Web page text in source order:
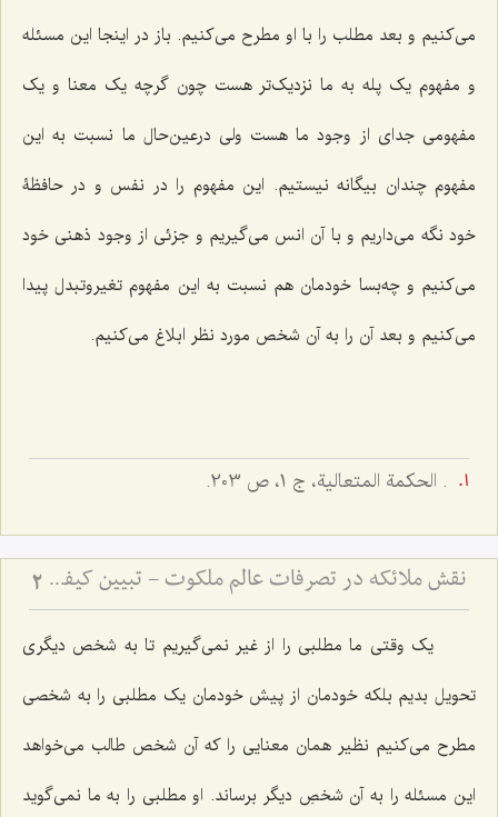
می‌کنیم و بعد مطلب را با او مطرح می‌کنیم. باز در اینجا این مسئله
و مفهوم یک پله به ما نزدیک‌تر هست چون گرچه یک معنا و یک
مفهومی جدای از وجود ما هست ولی درعین‌حال ما نسبت به این
مفهوم چندان بیگانه نیستیم. این مفهوم را در نفس و در حافظۀ
خود نگه می‌داریم و با آن انس می‌گیریم و جزئی از وجود ذهنی خود
می‌کنیم و چه‌بسا خودمان هم نسبت به این مفهوم تغیروتبدل پیدا
می‌کنیم و بعد آن را به آن شخص مورد نظر ابلاغ می‌کنیم.
. الحکمة المتعالیة، ج 1، ص 203.
نقش ملائکه در تصرفات عالم ملکوت - تبیین کیفیت تأثیرگذاری فرشتگان بر حوادث عالم ماده 2
یک وقتی ما مطلبی را از غیر نمی‌گیریم تا به شخص دیگری
تحویل بدیم بلکه خودمان از پیش خودمان یک مطلبی را به شخصی
مطرح می‌کنیم نظیر همان معنایی را که آن شخص طالب می‌خواهد
این مسئله را به آن شخصِ دیگر برساند. او مطلبی را به ما نمی‌گوید